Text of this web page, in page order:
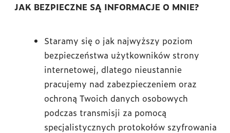
JAK BEZPIECZNE SĄ INFORMACJE O MNIE?
Staramy się o jak najwyższy poziom
bezpieczeństwa użytkowników strony
internetowej, dlatego nieustannie
pracujemy nad zabezpieczeniem oraz
ochroną Twoich danych osobowych
podczas transmisji za pomocą
specjalistycznych protokołów szyfrowania